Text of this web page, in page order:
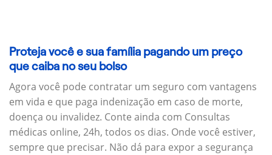
Proteja você e sua família pagando um preço
que caiba no seu bolso
Agora você pode contratar um seguro com vantagens
em vida e que paga indenização em caso de morte,
doença ou invalidez. Conte ainda com Consultas
médicas online, 24h, todos os dias. Onde você estiver,
sempre que precisar. Não dá para expor a segurança